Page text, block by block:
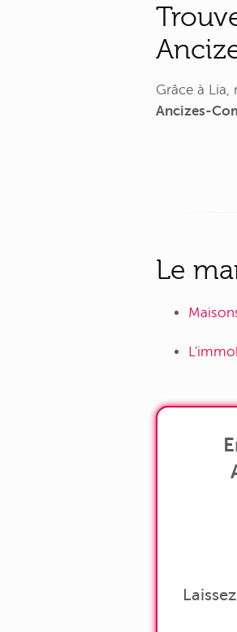
Grâce à
Ancizes-
Le